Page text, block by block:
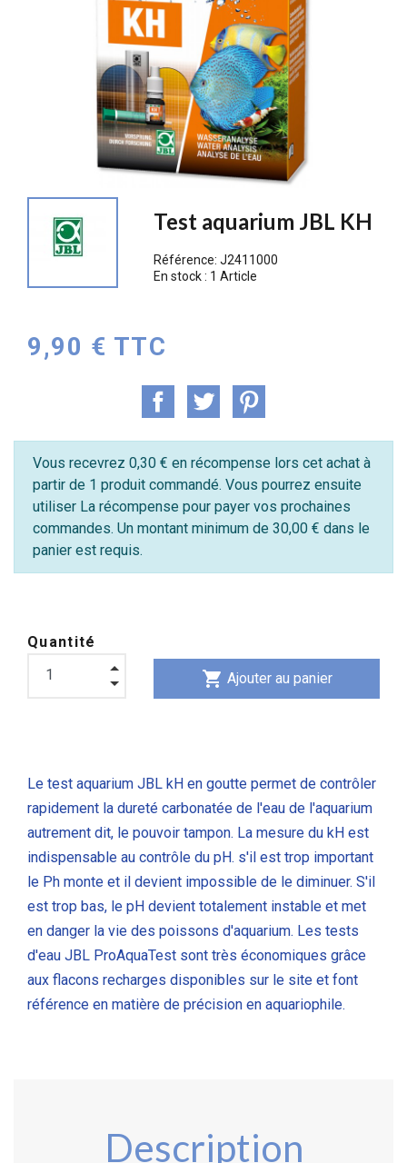
Test aquarium JBL KH
Référence:J2411000
En stock : 1 Article
9,90 € TTC
Vous recevrez 0,30 € en récompense lors cet achat à
partir de 1 produit commandé. Vous pourrez ensuite
utiliser La récompense pour payer vos prochaines
commandes. Un montant minimum de 30,00 € dans le
panier est requis.
Quantité
shopping_cart Ajouter au panier
Le test aquarium JBL kH en goutte permet de contrôler
rapidement la dureté carbonatée de l'eau de l'aquarium
autrement dit, le pouvoir tampon. La mesure du kH est
indispensable au contrôle du pH. s'il est trop important
le Ph monte et il devient impossible de le diminuer. S'il
est trop bas, le pH devient totalement instable et met
en danger la vie des poissons d'aquarium. Les tests
d'eau JBL ProAquaTest sont très économiques grâce
aux flacons recharges disponibles sur le site et font
référence en matière de précision en aquariophile.
Description